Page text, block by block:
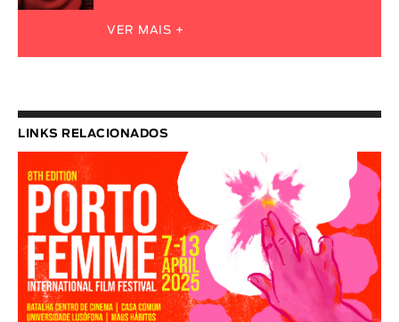
VER MAIS +
LINKS RELACIONADOS